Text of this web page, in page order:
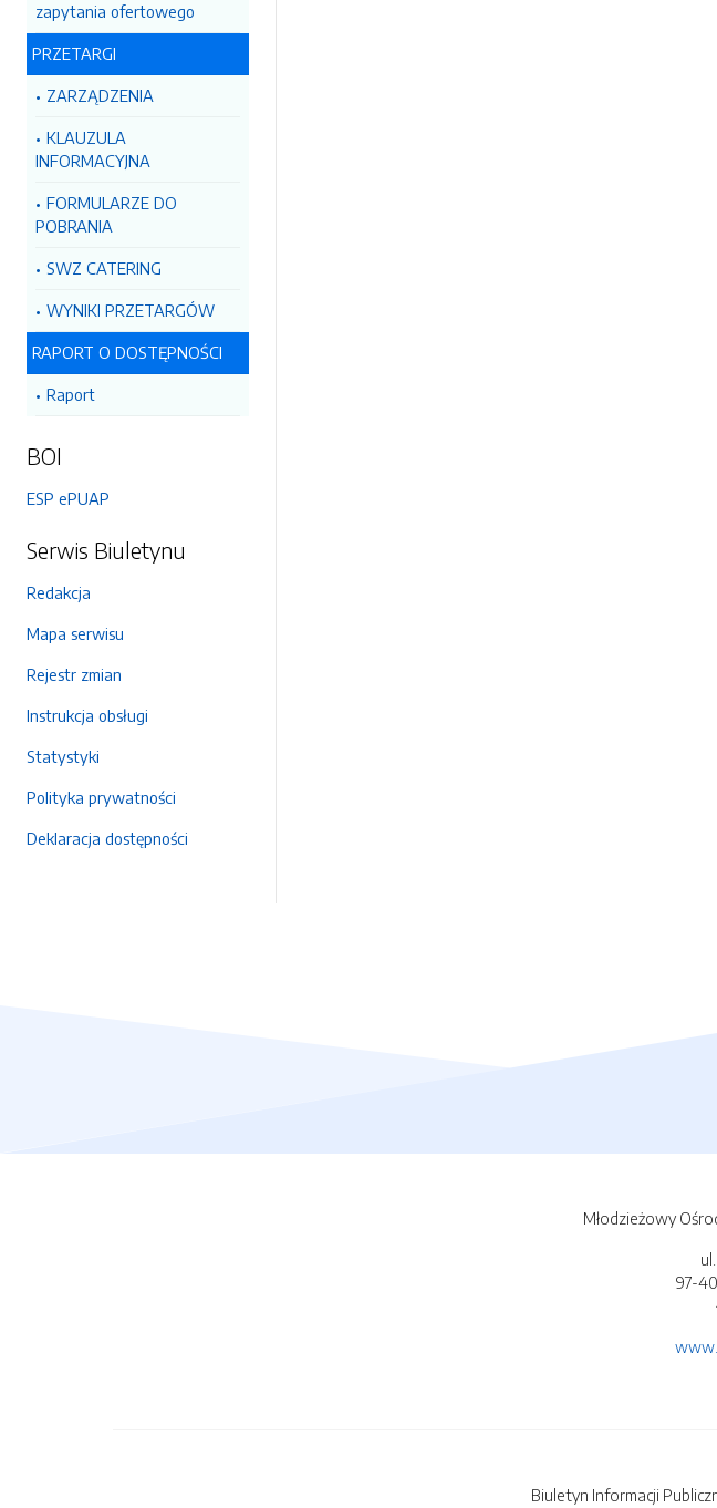
zapytania ofertowego
PRZETARGI
ZARZĄDZENIA
KLAUZULA
INFORMACYJNA
FORMULARZE DO
POBRANIA
SWZ CATERING
WYNIKI PRZETARGÓW
RAPORT O DOSTĘPNOŚCI
Raport
BOI
ESP ePUAP
Serwis Biuletynu
Redakcja
Mapa serwisu
Rejestr zmian
Instrukcja obsługi
Statystyki
Polityka prywatności
Deklaracja dostępności
Młodzieżowy
97-
Biuletyn Informacji